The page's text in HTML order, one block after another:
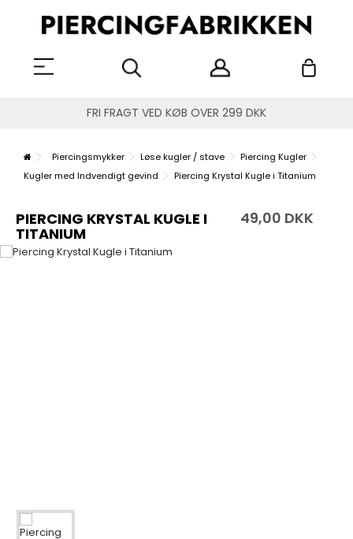
FRI FRAGT VED KØB OVER 299 DKK
Piercingsmykker Løse kugler / stave
Piercing Kugler
Kugler med Indvendigt gevind
Piercing Krystal Kugle i Titanium
PIERCING KRYSTAL KUGLE I
TITANIUM
49,00 DKK